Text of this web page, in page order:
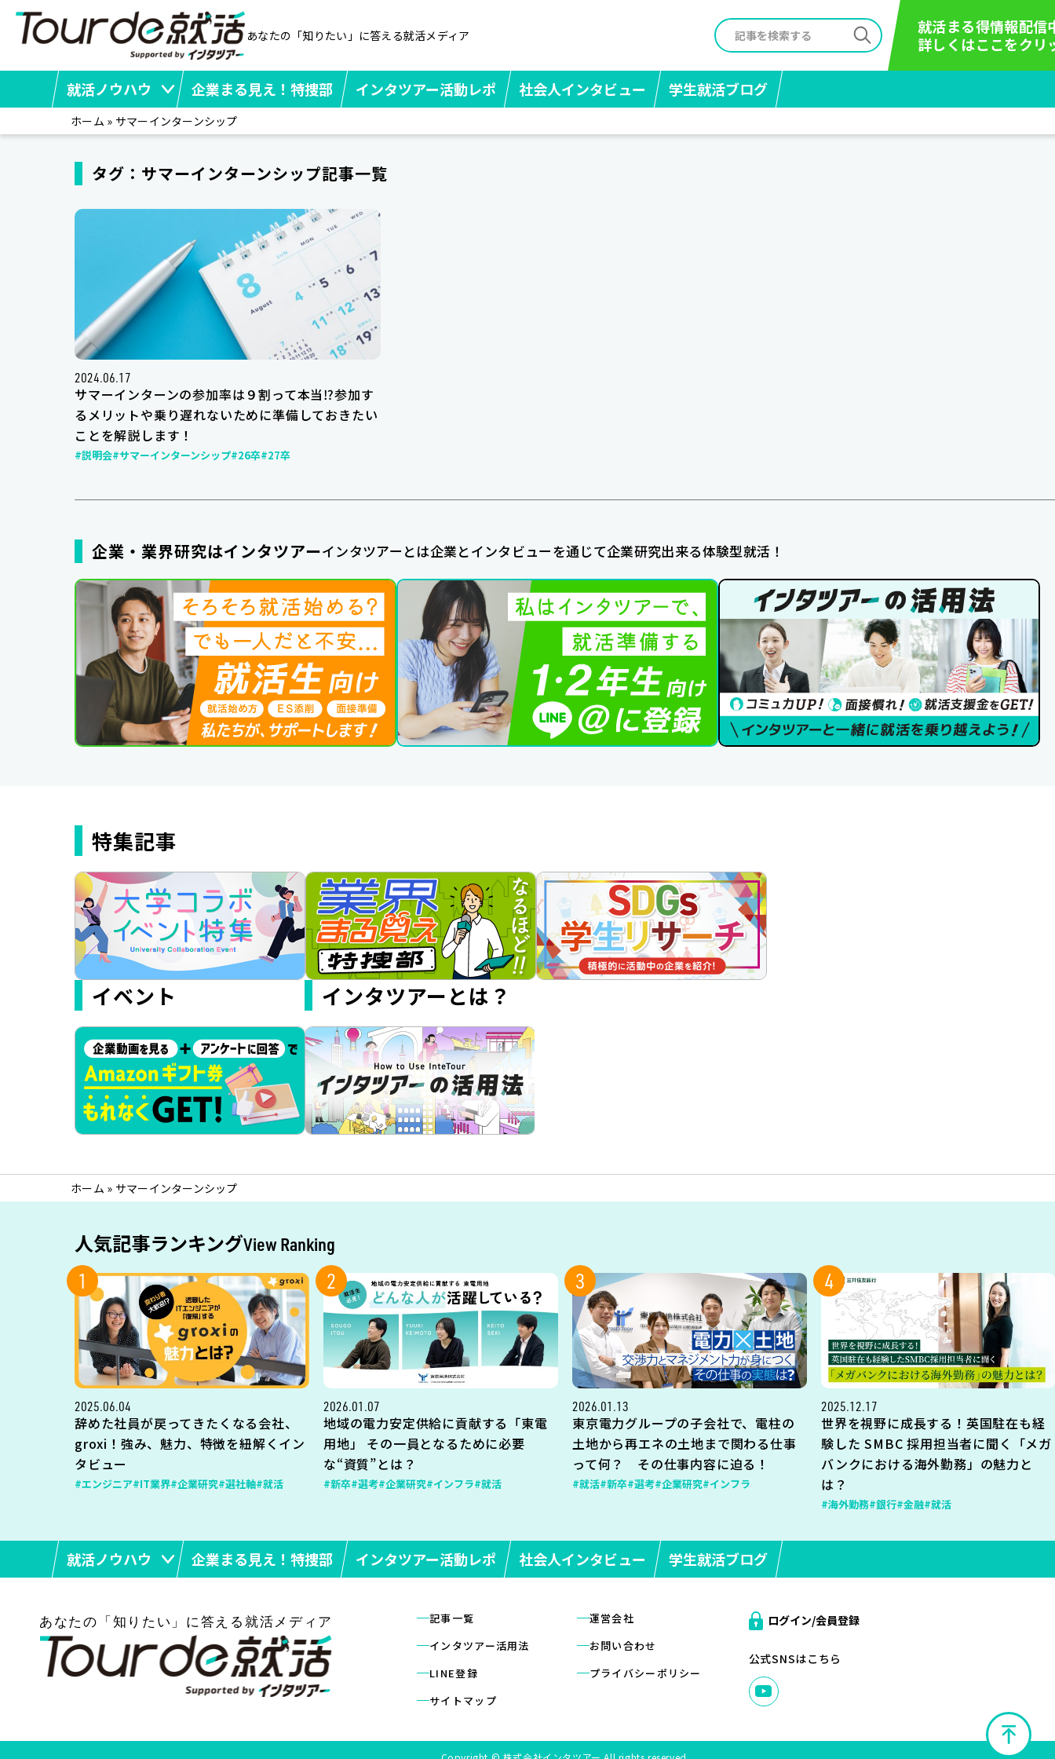
あなたの「知りたい」に答える就活メディア
就活まる得情報配信
詳しくはここをクリ
就活ノウハウ 企業まる見え！特捜部 インタツアー活動レポ 社会人インタビュー 学生就活ブログ
ホーム » サマーインターンシップ
タグ：サマーインターンシップ記事一覧
2024.06.17
サマーインターンの参加率は９割って本当⁉参加す
るメリットや乗り遅れないために準備しておきたい
ことを解説します！
#説明会#サマーインターンシップ#26卒#27卒
企業・業界研究はインタツアーインタツアーとは企業とインタビューを通じて企業研究出来る体験型就活！
特集記事
イベント インタツアーとは？
ホーム » サマーインターンシップ
人気記事ランキングView Ranking
1
2025.06.04
辞めた社員が戻ってきたくなる会社、
groxi！強み、魅力、特徴を紐解くイン
タビュー
#エンジニア#IT業界#企業研究#選社軸#就活
2
2026.01.07
地域の電力安定供給に貢献する「東電
用地」 その一員となるために必要
な“資質”とは？
#新卒#選考#企業研究#インフラ#就活
3
2026.01.13
東京電力グループの子会社で、電柱の
土地から再エネの土地まで関わる仕事
って何？ その仕事内容に迫る！
#就活#新卒#選考#企業研究#インフラ
4
2025.12.17
世界を視野に成長する！英国駐在も経
験した SMBC 採用担当者に聞く「メガ
バンクにおける海外勤務」の魅力と
は？
#海外勤務#銀行#金融#就活
就活ノウハウ 企業まる見え！特捜部 インタツアー活動レポ 社会人インタビュー 学生就活ブログ
記事一覧
インタツアー活用法
LINE登録
サイトマップ
運営会社
お問い合わせ
プライバシーポリシー
ログイン/会員登録
公式SNSはこちら